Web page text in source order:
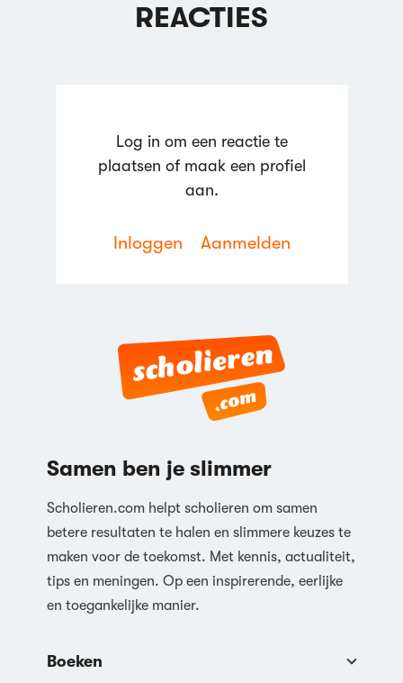
REACTIES
Log in om een reactie te
plaatsen of maak een profiel
aan.
Inloggen Aanmelden
Samen ben je slimmer
Scholieren.com helpt scholieren om samen
betere resultaten te halen en slimmere keuzes te
maken voor de toekomst. Met kennis, actualiteit,
tips en meningen. Op een inspirerende, eerlijke
en toegankelijke manier.
Boeken